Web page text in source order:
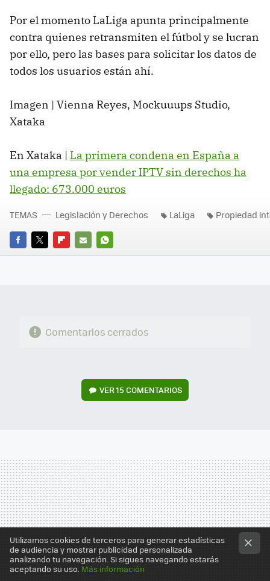
Por el momento LaLiga apunta principalmente
contra quienes retransmiten el fútbol y se lucran
por ello, pero las bases para solicitar los datos de
todos los usuarios están ahí.
Imagen | Vienna Reyes, Mockuuups Studio,
Xataka
En Xataka | La primera condena en España a
una empresa por vender IPTV sin derechos ha
llegado: 673.000 euros
FACEBOOK
TWITTERFLIPBOARD
E-
WHATSAPP
TEMAS Legislación y Derechos LaLiga Propiedad
Comentarios cerrados
VER15 COMENTARIOS
Utilizamos cookies de terceros para generar estadísticas
de audiencia y mostrar publicidad personalizada
analizando tu navegación. Si sigues navegando estarás
aceptando su uso. Más información